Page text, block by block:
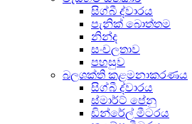
සිග්බී ද්වාරය
පැනික් බොත්තම
නින්ද
සංචලතාව
පහසුව
බලශක්ති කළමනාකරණය
සිග්බී ද්වාරය
ස්මාර්ට් පේනු
ඩින්රේල් මීටරය